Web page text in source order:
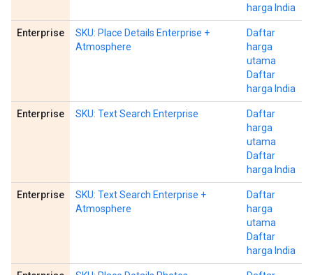
harga India
Enterprise
SKU: Place Details Enterprise +
Atmosphere
Daftar
harga
utama
Daftar
harga India
Enterprise SKU: Text Search Enterprise
Daftar
harga
utama
Daftar
harga India
Enterprise
SKU: Text Search Enterprise +
Atmosphere
Daftar
harga
utama
Daftar
harga India